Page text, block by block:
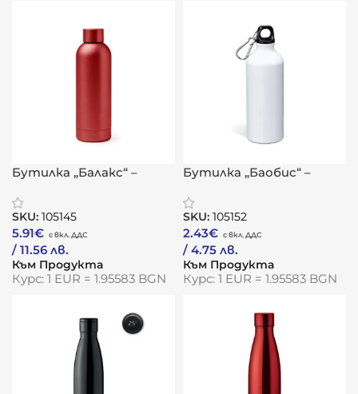
Бутилка „Балакс“ –
сърцевина
SKU: 105145
5.91€
/ 11.56 лв.
Към Продукта
Курс: 1 EUR = 1.95583 BGN
Бутилка „Баобис“ –
алуминиева
издръжливост
SKU: 105152
2.43€
/ 4.75 лв.
Към Продукта
Курс: 1 EUR = 1.95583 BGN